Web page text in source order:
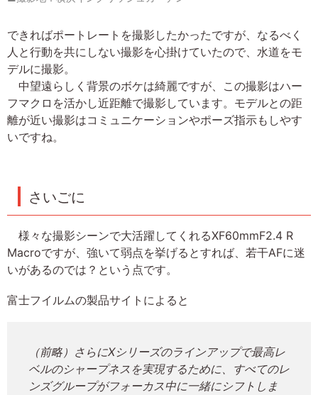
できればポートレートを撮影したかったですが、なるべく
人と行動を共にしない撮影を心掛けていたので、水道をモ
デルに撮影。
中望遠らしく背景のボケは綺麗ですが、この撮影はハー
フマクロを活かし近距離で撮影しています。モデルとの距
離が近い撮影はコミュニケーションやポーズ指示もしやす
いですね。
さいごに
様々な撮影シーンで大活躍してくれるXF60mmF2.4 R
Macroですが、強いて弱点を挙げるとすれば、若干AFに迷
いがあるのでは？という点です。
富士フイルムの製品サイトによると
（前略）さらにXシリーズのラインアップで最高レ
ベルのシャープネスを実現するために、すべてのレ
ンズグループがフォーカス中に一緒にシフトしま